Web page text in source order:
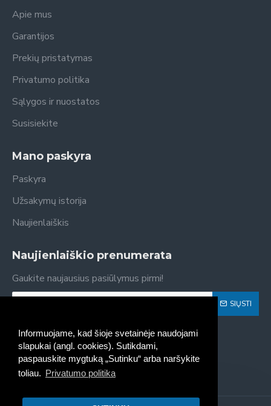
Informuojame, kad šioje svetainėje naudojami
slapukai (angl. cookies). Sutikdami,
paspauskite mygtuką „Sutinku“ arba naršykite
toliau. Privatumo politika
Apie mus
Garantijos
Prekių pristatymas
Privatumo politika
Sąlygos ir nuostatos
Susisiekite
Mano paskyra
Paskyra
Užsakymų istorija
Naujienlaiškis
Naujienlaiškio prenumerata
Gaukite naujausius pasiūlymus pirmi!
SIŲSTI
Susipažinau ir sutinku su Privatumo politika